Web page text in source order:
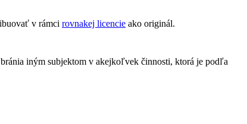
v rámci rovnakej licencie ako originál.
iným subjektom v akejkoľvek činnosti, ktorá je podľa